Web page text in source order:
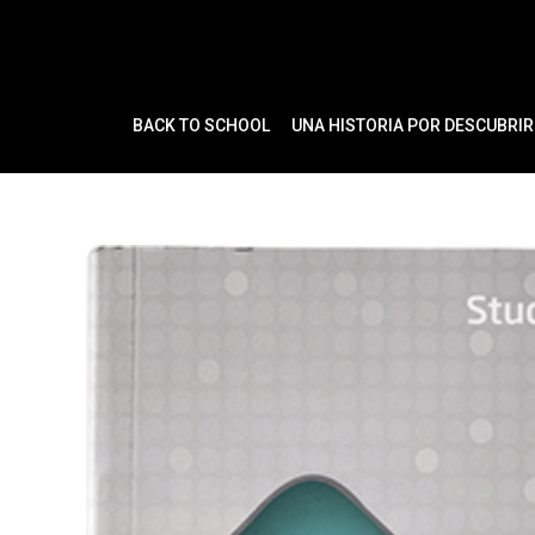
BACK TO SCHOOL UNA HISTORIA POR DESCUBRIR